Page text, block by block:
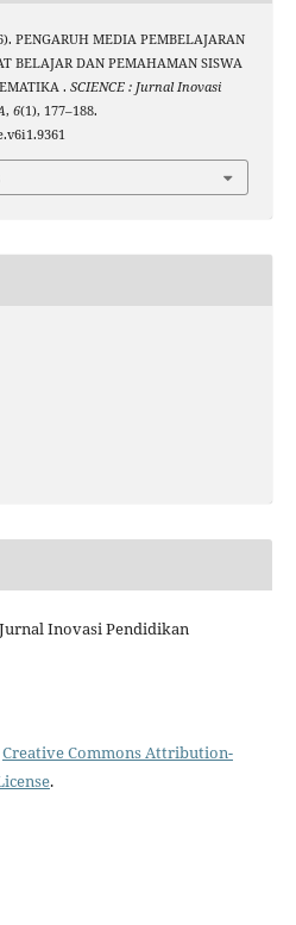
PENGARUH MEDIA PEMBELAJARAN
BELAJAR DAN PEMAHAMAN SISWA
. SCIENCE : Jurnal Inovasi
, 6(1), 177–188.
Inovasi Pendidikan
Creative Commons Attribution-
.